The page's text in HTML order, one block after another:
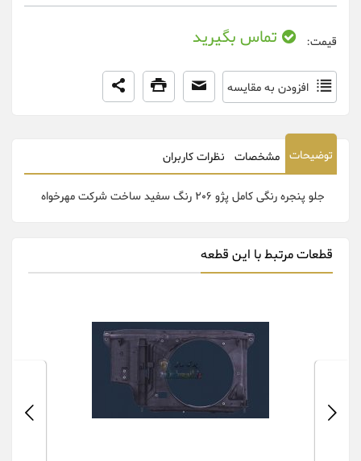
قیمت: تماس بگیرید
افزودن به مقایسه
توضیحات مشخصات نظرات کاربران
جلو پنجره رنگی کامل پژو 206 رنگ سفید ساخت شرکت مهرخواه
قطعات مرتبط با این قطعه